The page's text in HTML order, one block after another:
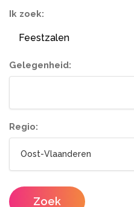
Ik zoek:
Feestzalen
Tenten
Wc wagen
Make-up artist
Gelegenheid:
Regio:
Zoek